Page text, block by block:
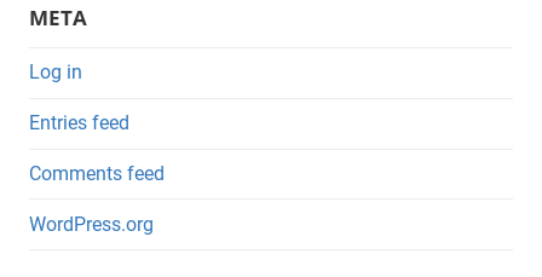
META
Log in
Entries feed
Comments feed
WordPress.org